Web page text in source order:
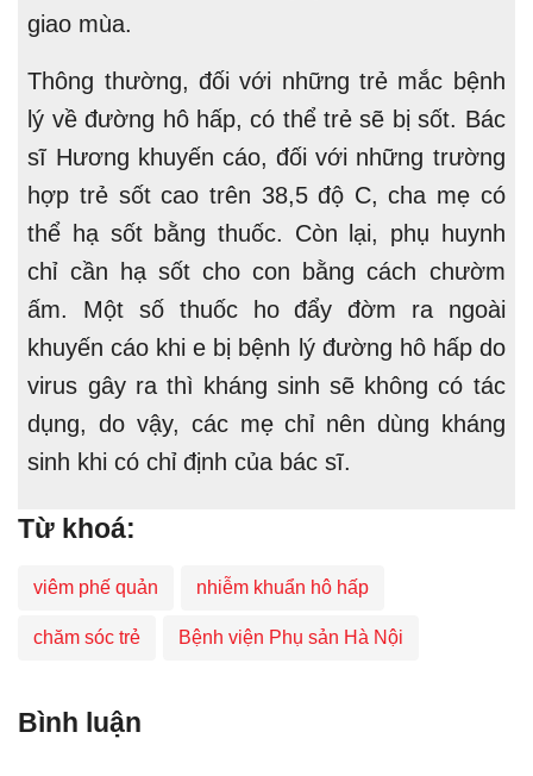
giao mùa.
Thông thường, đối với những trẻ mắc bệnh
lý về đường hô hấp, có thể trẻ sẽ bị sốt. Bác
sĩ Hương khuyến cáo, đối với những trường
hợp trẻ sốt cao trên 38,5 độ C, cha mẹ có
thể hạ sốt bằng thuốc. Còn lại, phụ huynh
chỉ cần hạ sốt cho con bằng cách chườm
ấm. Một số thuốc ho đẩy đờm ra ngoài
khuyến cáo khi e bị bệnh lý đường hô hấp do
virus gây ra thì kháng sinh sẽ không có tác
dụng, do vậy, các mẹ chỉ nên dùng kháng
sinh khi có chỉ định của bác sĩ.
Từ khoá:
viêm phế quản nhiễm khuẩn hô hấp
chăm sóc trẻ Bệnh viện Phụ sản Hà Nội
Bình luận